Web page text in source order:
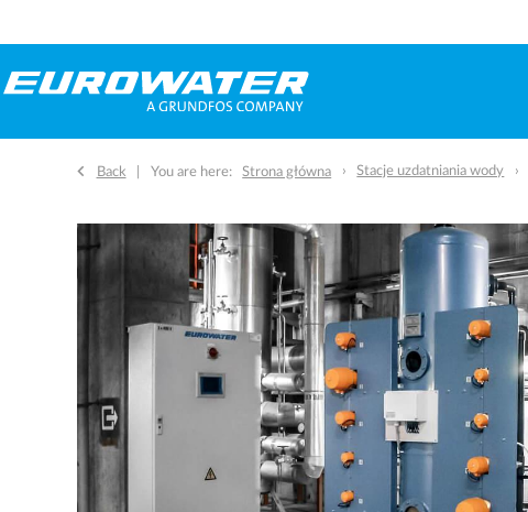
Back You are here: Strona główna Stacje uzdatniania wody